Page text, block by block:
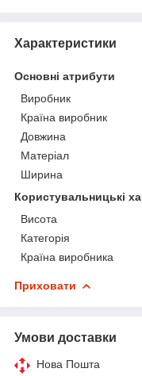
Характеристики
Основні атрибути
Виробник
Країна виробник
Довжина
Матеріал
Ширина
Користувальницькі
Висота
Категорія
Країна виробника
Приховати
Умови доставки
Нова Пошта